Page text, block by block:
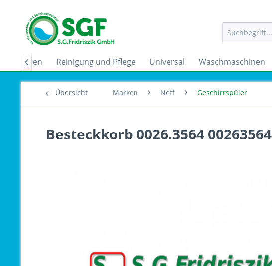
Reinigung und Pflege Universal Waschmaschinen

Übersicht Marken Neff Geschirrspüler
Besteckkorb 0026.3564 00263564